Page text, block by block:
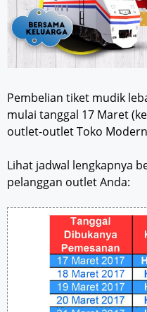
Pembelian tiket mudik
mulai tanggal 17 Maret
outlet-outlet Toko Modern
Lihat jadwal lengkapnya
pelanggan outlet Anda: